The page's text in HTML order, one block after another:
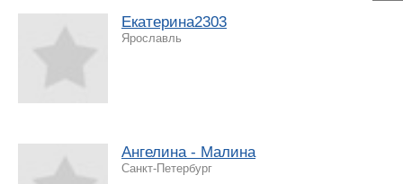
Екатерина2303
Ярославль
Ангелина - Малина
Санкт-Петербург